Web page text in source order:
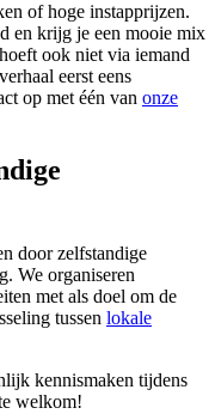
of hoge instapprijzen.
en krijg je een mooie mix
ook niet via iemand
eerst eens
op met één van onze
door zelfstandige
We organiseren
met als doel om de
tussen lokale
kennismaken tijdens
welkom!